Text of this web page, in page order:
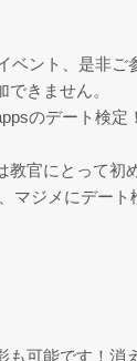
ント、是非ご
きません。
のデート検定！
官にとって初
ジメにデート
可能です！消